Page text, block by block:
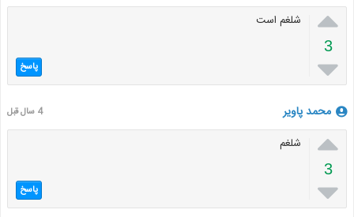

3

شلغم است
پاسخ
محمد پاویر 4 سال قبل

3

شلغم
پاسخ